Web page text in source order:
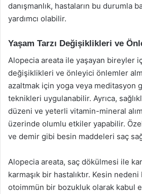
danışmanlık, hastaların bu durumla
yardımcı olabilir.
Yaşam Tarzı Değişiklikleri ve
Alopecia areata ile yaşayan bireyler
değişiklikleri ve önleyici önlemler
azaltmak için yoga veya meditasyon
teknikleri uygulanabilir. Ayrıca,
düzeni ve yeterli vitamin-mineral
üzerinde olumlu etkiler yapabilir.
ve demir gibi besin maddeleri saç
Alopecia areata, saç dökülmesi ile
karmaşık bir hastalıktır. Kesin
otoimmün bir bozukluk olarak kabul